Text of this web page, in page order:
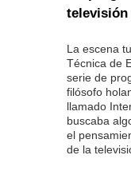
televisión
La escena
Técnica de
serie de
filósofo
llamado
buscaba
el
de la